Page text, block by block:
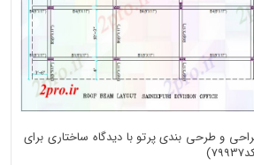
و طرحی بندی پرتو با دیدگاه ساختاری برای